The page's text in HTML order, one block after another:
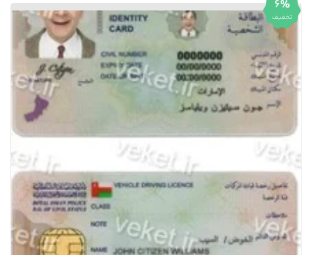
6%
تخفیف